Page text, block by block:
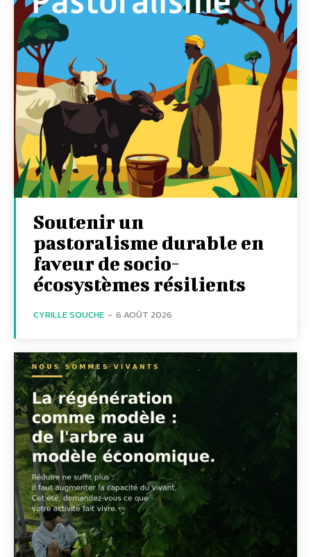
Soutenir un
pastoralisme durable en
faveur de socio-
écosystèmes résilients
CYRILLE SOUCHE - 6 AOÛT 2026